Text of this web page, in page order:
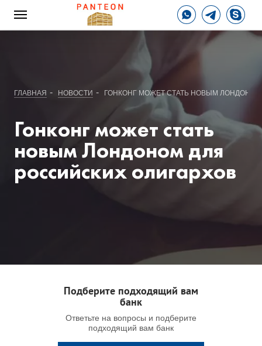
ГЛАВНАЯ - НОВОСТИ - ГОНКОНГ МОЖЕТ СТАТЬ НОВЫМ
Гонконг может стать
новым Лондоном для
российских олигархов
Подберите подходящий вам
банк
Ответьте на вопросы и подберите
подходящий вам банк